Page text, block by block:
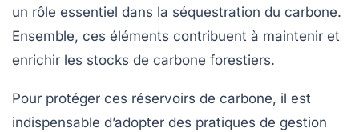
un rôle essentiel dans la séquestration du carbone.
Ensemble, ces éléments contribuent à maintenir et
enrichir les stocks de carbone forestiers.
Pour protéger ces réservoirs de carbone, il est
indispensable d’adopter des pratiques de gestion